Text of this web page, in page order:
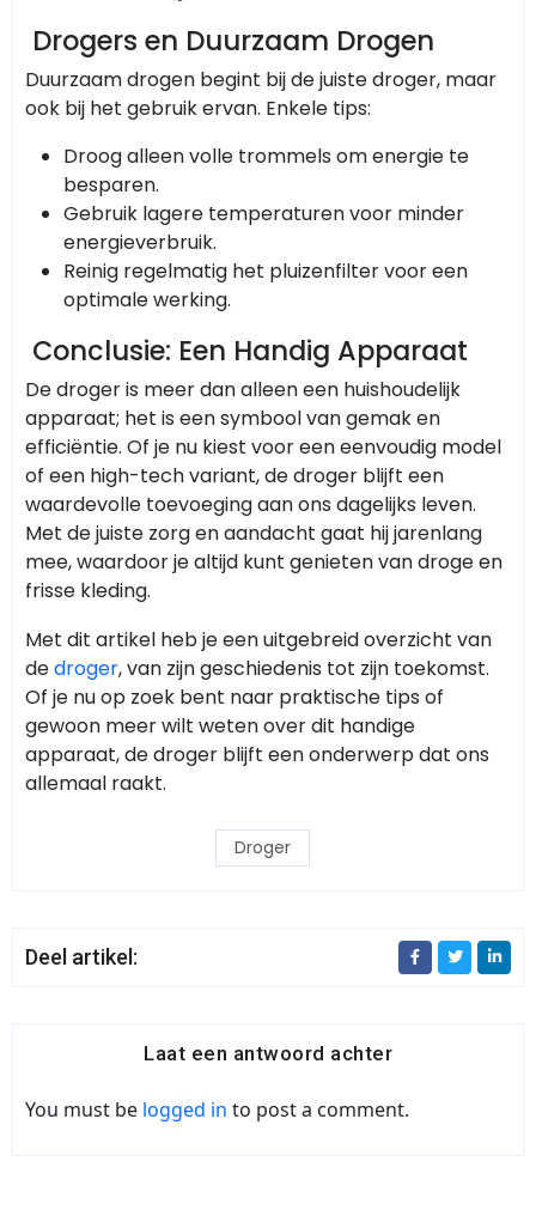
Drogers en Duurzaam Drogen
Duurzaam drogen begint bij de juiste droger, maar
ook bij het gebruik ervan. Enkele tips:
Droog alleen volle trommels om energie te
besparen.
Gebruik lagere temperaturen voor minder
energieverbruik.
Reinig regelmatig het pluizenfilter voor een
optimale werking.
Conclusie: Een Handig Apparaat
De droger is meer dan alleen een huishoudelijk
apparaat; het is een symbool van gemak en
efficiëntie. Of je nu kiest voor een eenvoudig model
of een high-tech variant, de droger blijft een
waardevolle toevoeging aan ons dagelijks leven.
Met de juiste zorg en aandacht gaat hij jarenlang
mee, waardoor je altijd kunt genieten van droge en
frisse kleding.
Met dit artikel heb je een uitgebreid overzicht van
dedroger, van zijn geschiedenis tot zijn toekomst.
Of je nu op zoek bent naar praktische tips of
gewoon meer wilt weten over dit handige
apparaat, de droger blijft een onderwerp dat ons
allemaal raakt.
Droger
Deel artikel:
Laat een antwoord achter
You must be logged in to post a comment.